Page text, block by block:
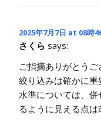
2025年7月7日 at 08時
さくら says:
ご指摘ありがとう
絞り込みは確かに
水準については、
るように見える点は